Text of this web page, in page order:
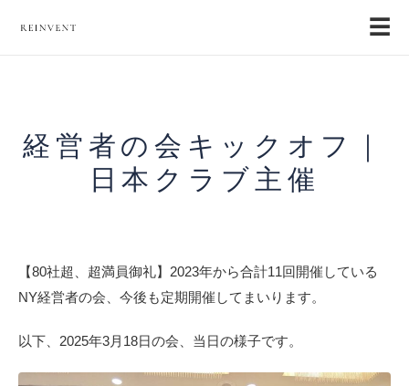
☰
経営者の会キックオフ｜
日本クラブ主催
【80社超、超満員御礼】2023年から合計11回開催している
NY経営者の会、今後も定期開催してまいります。
以下、2025年3月18日の会、当日の様子です。